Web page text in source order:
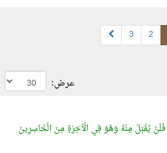
2
3
عرض:
فَلَنْ يُقْبَلَ مِنْهُ وَهُوَ فِي الْآخِرَةِ مِنَ الْخَاسِرِينَ